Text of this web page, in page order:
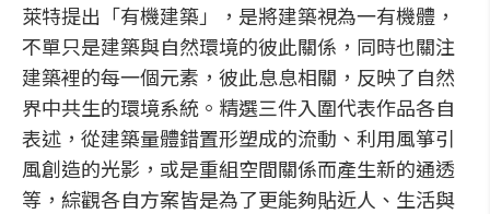
萊特提出「有機建築」，是將建築視為一有機體，
不單只是建築與自然環境的彼此關係，同時也關注
建築裡的每一個元素，彼此息息相關，反映了自然
界中共生的環境系統。精選三件入圍代表作品各自
表述，從建築量體錯置形塑成的流動、利用風箏引
風創造的光影，或是重組空間關係而產生新的通透
等，綜觀各自方案皆是為了更能夠貼近人、生活與